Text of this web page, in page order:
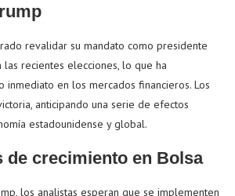
revalidar su mandato como presidente
las recientes elecciones, lo que ha
inmediato en los mercados financieros. Los
anticipando una serie de efectos
estadounidense y global.
de crecimiento en Bolsa
los analistas esperan que se implementen